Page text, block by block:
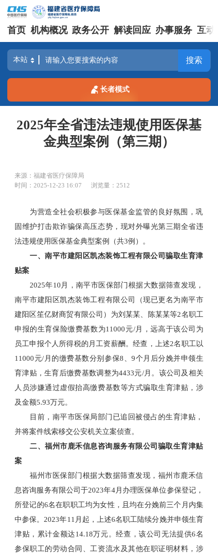
首页 机构概况 政务公开 解读回应 办事服务 互动
搜索
长者模式
2025年全省违法违规使用医保基
金典型案例（第三期）
来源：福建省医疗保障局
时间：2025-12-23 16:07
浏览量：2512
为营造全社会积极参与医保基金监管的良好氛围，巩
固维护打击欺诈骗保高压态势，现对外曝光第三期全省违
法违规使用医保基金典型案例（共3例）。
一、南平市建阳区凯杰装饰工程有限公司骗取生育津
贴案
2025年10月，南平市医保部门根据大数据筛查发现，
南平市建阳区凯杰装饰工程有限公司（现已更名为南平市
建阳区笙亿财商贸有限公司）为刘某某、陈某某等2名职工
申报的生育保险缴费基数为11000元/月，远高于该公司为
员工申报个人所得税的月工资薪酬。经查，上述2名职工以
11000元/月的缴费基数分别参保8、9个月后分娩并申领生
育津贴，生育后缴费基数调整为4433元/月。该公司及相关
人员涉嫌通过虚假抬高缴费基数等方式骗取生育津贴，涉
及金额5.93万元。
目前，南平市医保局部门已追回被侵占的生育津贴，
并将案件线索移交公安机关立案侦查。
二、福州市鹿禾信息咨询服务有限公司骗取生育津贴
案
福州市医保部门根据大数据筛查发现，福州市鹿禾信
息咨询服务有限公司于2023年4月办理医保单位参保登记，
所登记的6名在职职工均为女性，且均在分娩前三个月内集
中参保。2023年11月起，上述6名职工陆续分娩并申领生育
津贴，累计金额达14.18万元。经查，该公司无法提供6名
参保职工的劳动合同、工资流水及其他在职证明材料，涉